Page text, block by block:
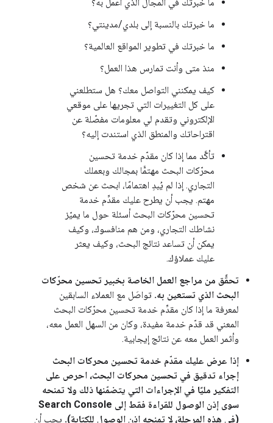
ما خبرتك بالنسبة إلى بلدي/مدينتي؟
ما خبرتك في تطوير المواقع العالمية؟
منذ متى وأنت تمارس هذا العمل؟
كيف يمكنني التواصل معك؟ هل ستطلعني
على كل التغييرات التي تجريها على موقعي
الإلكتروني وتقدم لي معلومات مفصّلة عن
اقتراحاتك والمنطق الذي استندت إليه؟
تأكَّد مما إذا كان مقدّم خدمة تحسين
محرّكات البحث مهتمًّا بمجالك وبعملك
التجاري. إذا لم يُبدِ اهتمامًا، ابحث عن شخص
مهتم. يجب أن يطرح عليك مقدِّم خدمة
تحسين محرّكات البحث أسئلة حول ما يميّز
نشاطك التجاري، ومن هم منافسوك، وكيف
يمكن أن تساعد نتائج البحث، وكيف يعثر
عليك عملاؤك.
تحقَّق من مراجع العمل الخاصة بخبير تحسين محرّكات
البحث الذي تستعين به. تواصَل مع العملاء السابقين
لمعرفة ما إذا كان مقدِّم خدمة تحسين محرّكات البحث
المعني قد قدّم خدمة مفيدة، وكان من السهل العمل معه،
وأثمر العمل معه عن نتائج إيجابية.
إذا عرض عليك مقدّم خدمة تحسين محركات البحث
إجراء تدقيق في تحسين محركات البحث، احرص على
التفكير مليًا في الإجراءات التي يتضمّنها ذلك ولا تمنحه
سوى إذن الوصول للقراءة فقط إلى Search Console
(في هذه المرحلة، لا تمنحه إذن الوصول للكتابة). يجب أن